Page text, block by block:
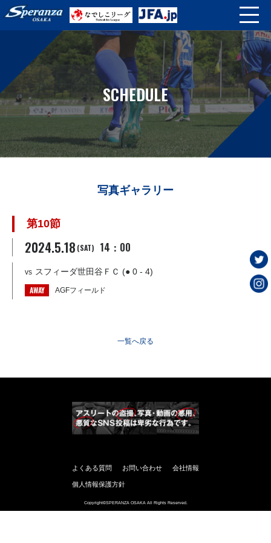
SCHEDULE
写真ギャラリー
第10節
2024.5.18 (SAT) 14：00
vs スフィーダ世田谷ＦＣ (● 0 - 4)
AWAY AGFフィールド
一覧へ戻る
よくある質問 お問い合わせ 会社情報
個人情報保護方針
Copyright©SPERANZA OSAKA All Rights Reserved.